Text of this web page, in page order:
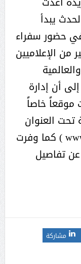
يبدأ
حضور سفراء
الإعلاميين
أن إدارة
موقعاً خاصاً
تحت العنوان
التالي : ( www.Trabzonyogafest.com ) كما وفرت
تفاصيل
مشاركة